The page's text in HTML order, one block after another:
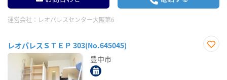
運営会社： レオパレスセンター大阪第6
レオパレスＳＴＥＰ 303(No.645045)
豊中市